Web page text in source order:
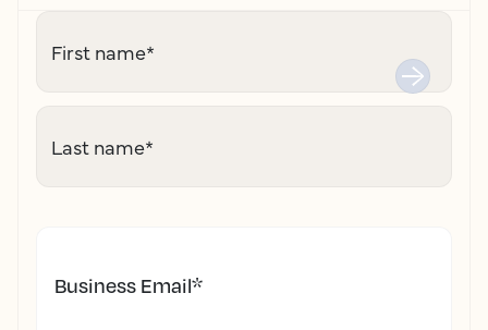
First name*
Last name*
Business Email*